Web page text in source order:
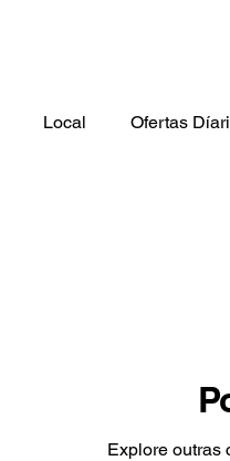
Local Ofertas
Explore outras